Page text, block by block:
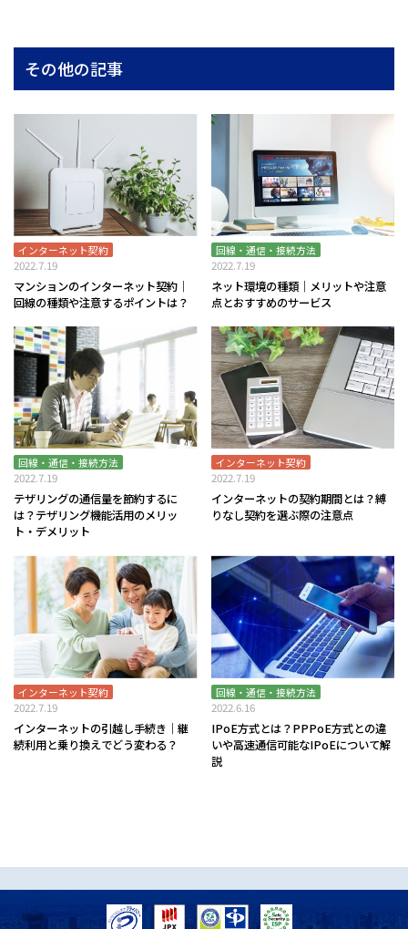
その他の記事
インターネット契約
2022.7.19
マンションのインターネット契約｜
回線の種類や注意するポイントは？
回線・通信・接続方法
2022.7.19
ネット環境の種類｜メリットや注意
点とおすすめのサービス
回線・通信・接続方法
2022.7.19
テザリングの通信量を節約するに
は？テザリング機能活用のメリッ
ト・デメリット
インターネット契約
2022.7.19
インターネットの契約期間とは？縛
りなし契約を選ぶ際の注意点
インターネット契約
2022.7.19
インターネットの引越し手続き｜継
続利用と乗り換えでどう変わる？
回線・通信・接続方法
2022.6.16
IPoE方式とは？PPPoE方式との違
いや高速通信可能なIPoEについて解
説